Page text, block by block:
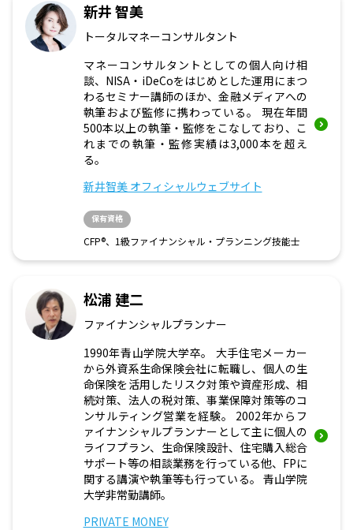
新井 智美
トータルマネーコンサルタント
マネーコンサルタントとしての個人向け相
談、NISA・iDeCoをはじめとした運用にまつ
わるセミナー講師のほか、金融メディアへの
執筆および監修に携わっている。 現在年間
500本以上の執筆・監修をこなしており、こ
れまでの執筆・監修実績は3,000本を超え
る。
新井智美 オフィシャルウェブサイト
保有資格
CFP®、1級ファイナンシャル・プランニング技能士
松浦 建二
ファイナンシャルプランナー
1990年青山学院大学卒。 大手住宅メーカー
から外資系生命保険会社に転職し、個人の生
命保険を活用したリスク対策や資産形成、相
続対策、法人の税対策、事業保障対策等のコ
ンサルティング営業を経験。 2002年からフ
ァイナンシャルプランナーとして主に個人の
ライフプラン、生命保険設計、住宅購入総合
サポート等の相談業務を行っている他、FPに
関する講演や執筆等も行っている。 青山学院
大学非常勤講師。
PRIVATE MONEY